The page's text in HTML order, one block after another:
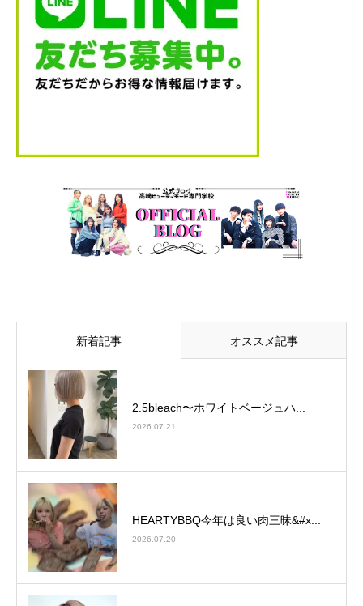
新着記事 オススメ記事
2.5bleach〜ホワイトベージュ⁡ハ...
2026.07.21
HEARTYBBQ今年は良い肉三昧&#x...
2026.07.20